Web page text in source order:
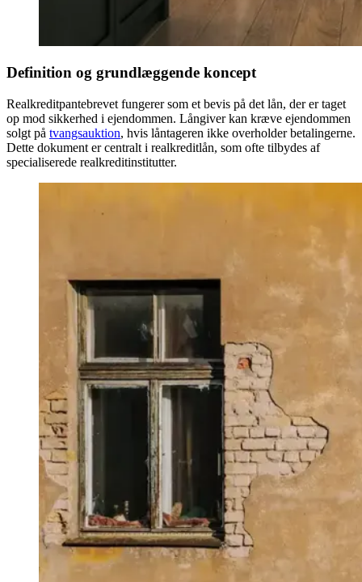
Definition og grundlæggende koncept
Realkreditpantebrevet fungerer som et bevis på det lån, der er taget
op mod sikkerhed i ejendommen. Långiver kan kræve ejendommen
solgt på tvangsauktion, hvis låntageren ikke overholder betalingerne.
Dette dokument er centralt i realkreditlån, som ofte tilbydes af
specialiserede realkreditinstitutter.